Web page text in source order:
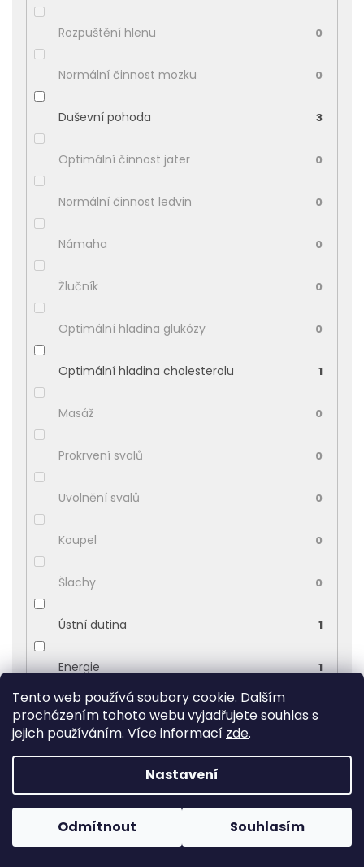
Tento web používá soubory cookie. Dalším
procházením tohoto webu vyjadřujete souhlas s
jejich používáním. Více informací zde.
Nastavení
Odmítnout Souhlasím
Rozpuštění hlenu 0
Normální činnost mozku 0
Duševní pohoda 3
Optimální činnost jater 0
Normální činnost ledvin 0
Námaha 0
Žlučník 0
Optimální hladina glukózy 0
Optimální hladina cholesterolu 1
Masáž 0
Prokrvení svalů 0
Uvolnění svalů 0
Koupel 0
Šlachy 0
Ústní dutina 1
Energie 1
Antiseptický 0
Uklidňující 0
Zklidnění 0
Nachlazení